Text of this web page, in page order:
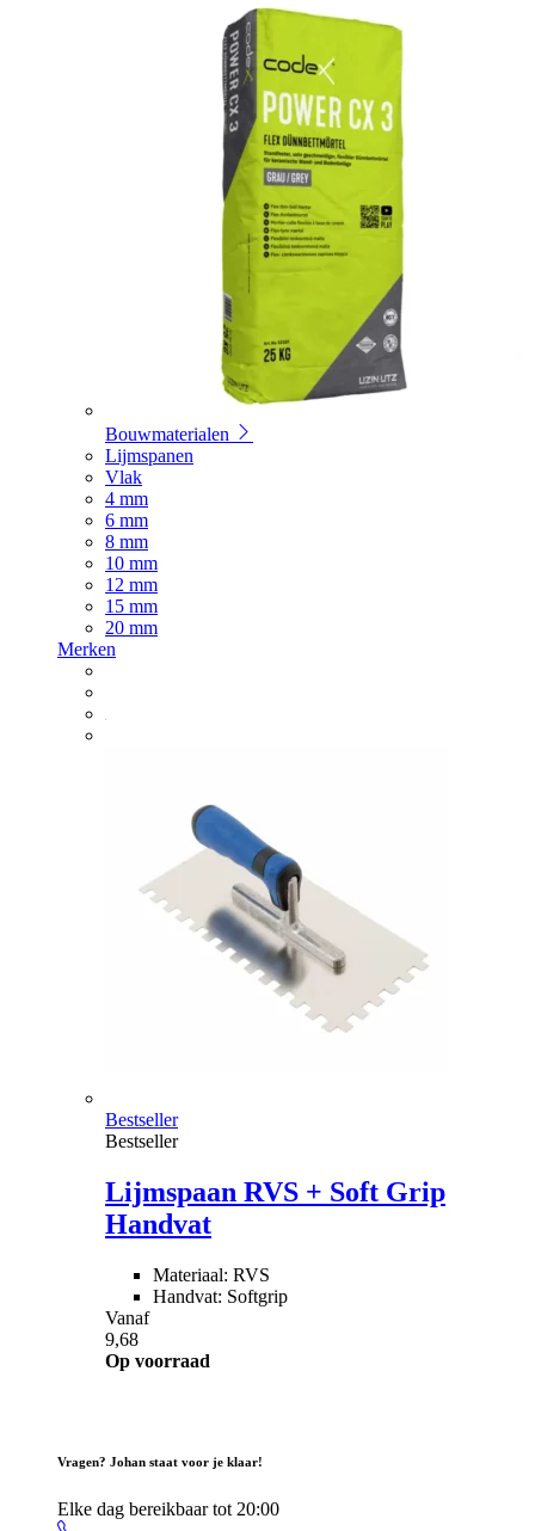
Bouwmaterialen
Lijmspanen
Vlak
4 mm
6 mm
8 mm
10 mm
12 mm
15 mm
20 mm
Merken
Bestseller
Bestseller
Lijmspaan RVS + Soft Grip
Handvat
Materiaal: RVS
Handvat: Softgrip
Vanaf
9,68
Op voorraad
Vragen? Johan staat voor je klaar!
Elke dag bereikbaar tot 20:00